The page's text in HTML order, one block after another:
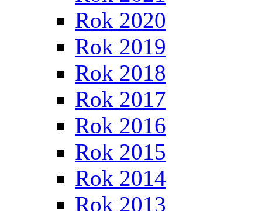
Rok 2020
Rok 2019
Rok 2018
Rok 2017
Rok 2016
Rok 2015
Rok 2014
Rok 2013